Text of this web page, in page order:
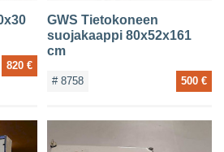
820 €
GWS Tietokoneen
suojakaappi 80x52x161
cm
# 8758 500 €